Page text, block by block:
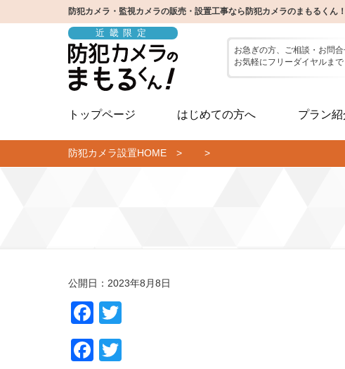
防犯カメラ・監視カメラの販売・設置工事なら防犯カメラのまもるくん！
近畿限定
お急ぎの方、ご相談・お問合
お気軽にフリーダイヤルまで
トップページ はじめての方へ プラン紹
防犯カメラ設置HOME > >
公開日：2023年8月8日
Facebook
Facebook